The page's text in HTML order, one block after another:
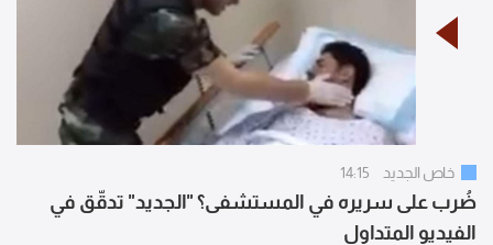
خاص الجديد 14:15
ضُرب على سريره في المستشفى؟ "الجديد" تدقّق في
الفيديو المتداول